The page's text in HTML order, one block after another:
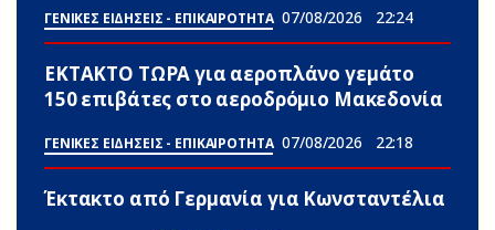
ΓΕΝΙΚΕΣ ΕΙΔΗΣΕΙΣ - ΕΠΙΚΑΙΡΟΤΗΤΑ 07/08/2026 22:24
ΕΚΤΑΚΤΟ ΤΩΡΑ για αεροπλάνο γεμάτο
150 επιβάτες στο αεροδρόμιο Μακεδονία
ΓΕΝΙΚΕΣ ΕΙΔΗΣΕΙΣ - ΕΠΙΚΑΙΡΟΤΗΤΑ 07/08/2026 22:18
Έκτακτο από Γερμανία για Κωνσταντέλια